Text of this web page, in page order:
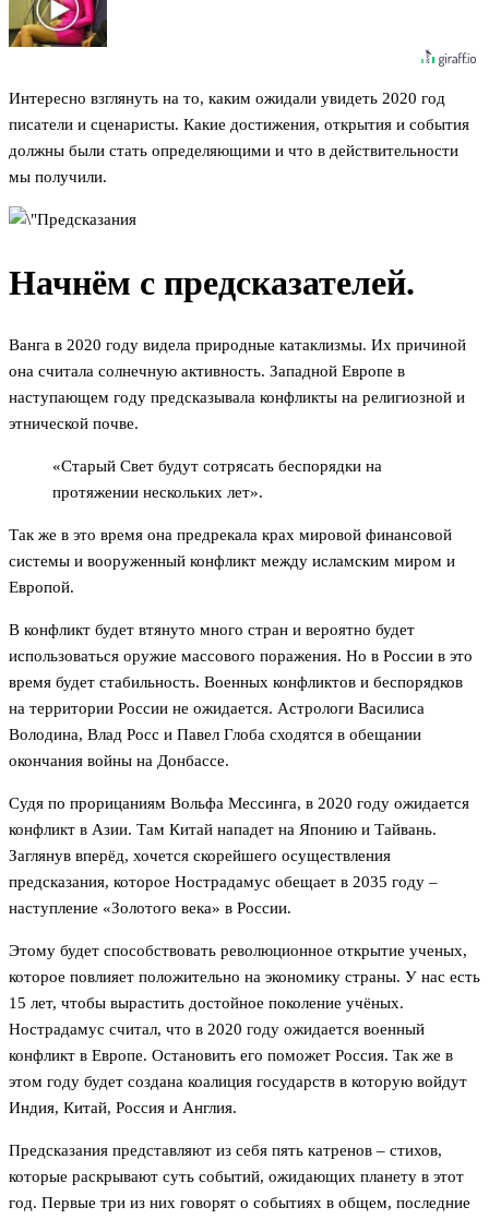
Интересно взглянуть на то, каким ожидали увидеть 2020 год
писатели и сценаристы. Какие достижения, открытия и события
должны были стать определяющими и что в действительности
мы получили.
Начнём с предсказателей.
Ванга в 2020 году видела природные катаклизмы. Их причиной
она считала солнечную активность. Западной Европе в
наступающем году предсказывала конфликты на религиозной и
этнической почве.
«Старый Свет будут сотрясать беспорядки на
протяжении нескольких лет».
Так же в это время она предрекала крах мировой финансовой
системы и вооруженный конфликт между исламским миром и
Европой.
В конфликт будет втянуто много стран и вероятно будет
использоваться оружие массового поражения. Но в России в это
время будет стабильность. Военных конфликтов и беспорядков
на территории России не ожидается. Астрологи Василиса
Володина, Влад Росс и Павел Глоба сходятся в обещании
окончания войны на Донбассе.
Судя по прорицаниям Вольфа Мессинга, в 2020 году ожидается
конфликт в Азии. Там Китай нападет на Японию и Тайвань.
Заглянув вперёд, хочется скорейшего осуществления
предсказания, которое Нострадамус обещает в 2035 году –
наступление «Золотого века» в России.
Этому будет способствовать революционное открытие ученых,
которое повлияет положительно на экономику страны. У нас есть
15 лет, чтобы вырастить достойное поколение учёных.
Нострадамус считал, что в 2020 году ожидается военный
конфликт в Европе. Остановить его поможет Россия. Так же в
этом году будет создана коалиция государств в которую войдут
Индия, Китай, Россия и Англия.
Предсказания представляют из себя пять катренов – стихов,
которые раскрывают суть событий, ожидающих планету в этот
год. Первые три из них говорят о событиях в общем, последние